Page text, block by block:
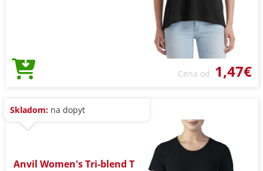
Cena od 1,47€
Skladom: na dopyt
Anvil Women's Tri-blend T